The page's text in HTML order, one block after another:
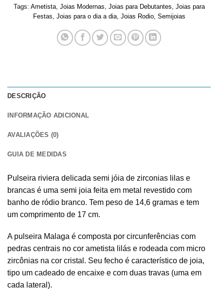
Tags: Ametista, Joias Modernas Joias para Debutantes Joias para
Festas Joias para o dia a dia, Joias Rodio, Semijoias
DESCRIÇÃO
INFORMAÇÃO ADICIONAL
AVALIAÇÕES (0)
GUIA DE MEDIDAS
Pulseira riviera delicada semi jóia de zirconias lilas e
brancas é uma semi joia feita em metal revestido com
banho de ródio branco. Tem peso de 14,6 gramas e tem
um comprimento de 17 cm.
A pulseira Malaga é composta por circunferências com
pedras centrais no cor ametista lilás e rodeada com micro
zircônias na cor cristal. Seu fecho é característico de joia,
tipo um cadeado de encaixe e com duas travas (uma em
cada lateral).